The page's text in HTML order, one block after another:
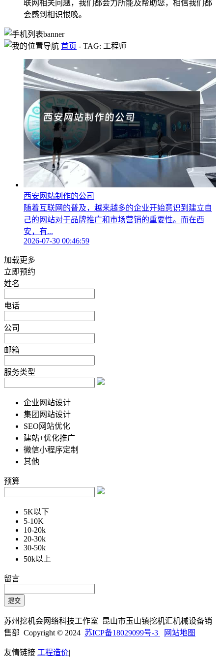
联网相关问题，我们都会力所能及帮助您，相信我们都
会感到相识恨晚。
首页 - TAG: 工程师
西安网站制作的公司
随着互联网的普及，越来越多的企业开始意识到建立自
己的网站对于品牌推广和市场营销的重要性。而在西
安，有...
2026-07-30 00:46:59
加载更多
立即预约
姓名
电话
公司
邮箱
服务类型
企业网站设计
集团网站设计
SEO网站优化
建站+优化推广
微信小程序定制
其他
预算
5K以下
5-10K
10-20k
20-30k
30-50k
50k以上
留言
苏州挖机会网络科技工作室 昆山市玉山镇挖机汇机械设备销
售部 Copyright © 2024 苏ICP备18029099号-3 网站地图
友情链接 工程造价|